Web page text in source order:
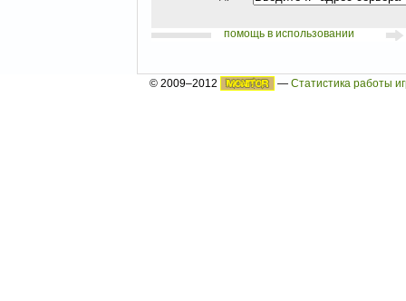
помощь в использовании
© 2009–2012 — Статистика работы